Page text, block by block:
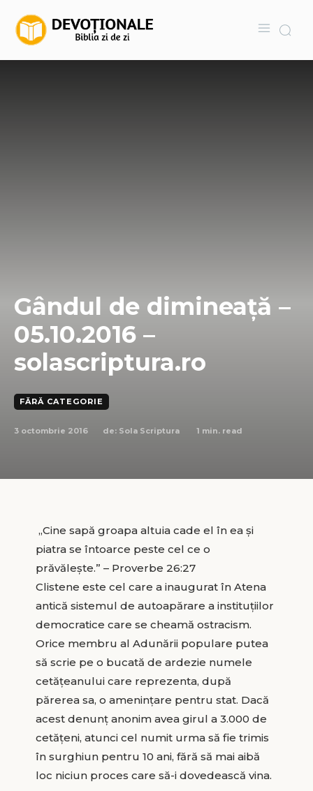
Gândul de dimineață –
05.10.2016 –
solascriptura.ro
FĂRĂ CATEGORIE
3 octombrie 2016 de: Sola Scriptura 1 min. read
„Cine sapă groapa altuia cade el în ea şi
piatra se întoarce peste cel ce o
prăvăleşte.” – Proverbe 26:27
Clistene este cel care a inaugurat în Atena
antică sistemul de autoapărare a instituţiilor
democratice care se cheamă ostracism.
Orice membru al Adunării populare putea
să scrie pe o bucată de ardezie numele
cetăţeanului care reprezenta, după
părerea sa, o ameninţare pentru stat. Dacă
acest denunţ anonim avea girul a 3.000 de
cetăţeni, atunci cel numit urma să fie trimis
în surghiun pentru 10 ani, fără să mai aibă
loc niciun proces care să-i dovedească vina.